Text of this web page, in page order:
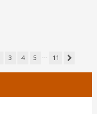
3 4 5 …
11